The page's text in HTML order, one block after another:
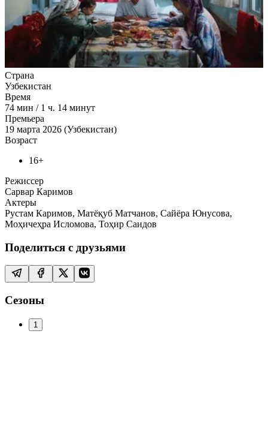
Страна
Узбекистан
Время
74 мин / 1 ч. 14 минут
Премьера
19 марта 2026 (Узбекистан)
Возраст
16+
Режиссер
Сарвар Каримов
Актеры
Рустам Каримов, Матёқуб Матчанов, Сайёра Юнусова,
Моҳичеҳра Исломова, Тоҳир Саидов
Поделиться с друзьями
Сезоны
1